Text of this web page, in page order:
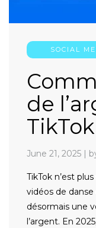
SOCIAL
de
June 21, 2025 |
TikTok n’est
vidéos de
désormais une
l’argent. En